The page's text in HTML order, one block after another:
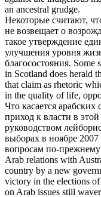
an ancestral grudge.
Некоторые считают,
не возвещает о
такое утверждение
улучшения уровня
благосостояния. Some
in Scotland does herald
that claim as rhetoric
in the quality of life,
Что касается арабских
приход к власти в
руководством
выборах в ноябре
вопросам по-
Arab relations with
country by a new
victory in the elections
on Arab issues still